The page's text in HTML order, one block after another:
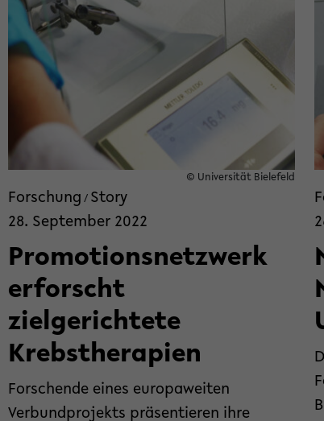
© Universität Bielefeld
Forschung / Story
28. September 2022
Promotionsnetzwerk
erforscht
zielgerichtete
Krebstherapien
Forschende eines europaweiten
Verbundprojekts präsentieren ihre